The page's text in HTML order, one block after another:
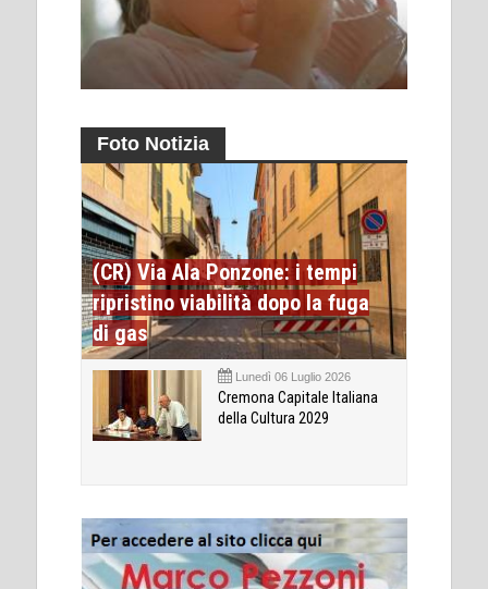
Foto Notizia
(CR) Via Ala Ponzone: i tempi
ripristino viabilità dopo la fuga
di gas
Lunedì 06 Luglio 2026
Cremona Capitale Italiana
della Cultura 2029